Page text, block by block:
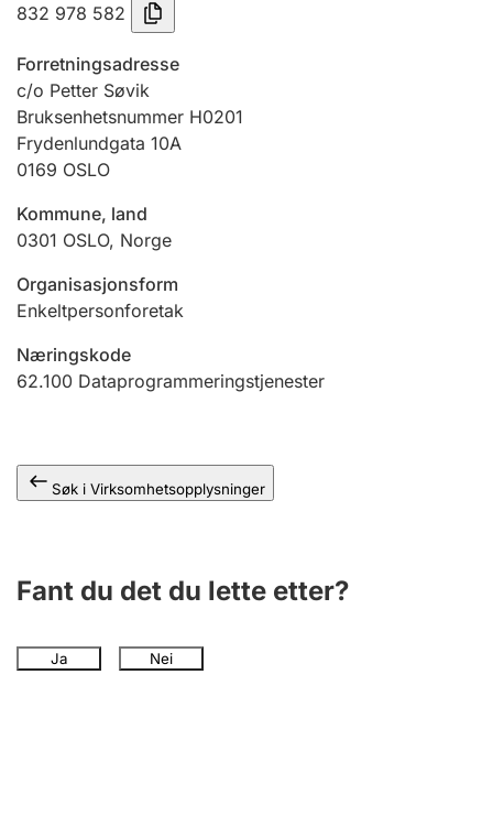
Jeger
Betaling og jegeravgiftskort
Ektepaktveileder
Offentlig sektor
Andre tema
832 978 582
Forretningsadresse
c/o Petter Søvik
Bruksenhetsnummer H0201
Frydenlundgata 10A
0169 OSLO
Kommune, land
0301 OSLO, Norge
Organisasjonsform
Enkeltpersonforetak
Næringskode
62.100 Dataprogrammeringstjenester
Søk i Virksomhetsopplysninger
Fant du det du lette etter?
Ja Nei